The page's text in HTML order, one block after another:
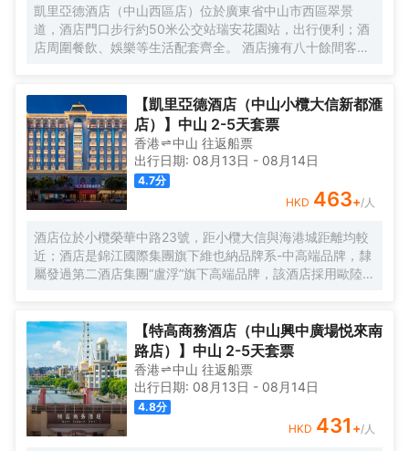
本地特色菜，展現 （城市）飲食文化。此外，位於6層的洗
衣房配備有先進的自助洗衣烘乾設備以及高效熨燙機，賓客
在忙碌之餘也能輕鬆打理日常衣物。公寓是東呈集團旗下中
高端服務式公寓品牌，以“傾注匠心，融入當地”為品牌理念，
尊貴服務和非凡體驗的現代化理想居庭。
凱里亞德酒店（中山西區店）位於廣東省中山市西區翠景
道，酒店門口步行約50米公交站瑞安花園站，出行便利；酒
店周圍餐飲、娛樂等生活配套齊全。 酒店擁有八十餘間客
【凱里亞德酒店（中山小欖大信新都滙
店）】中山 2-5天套票
香港 中山 往返船票
出行日期: 08月13日 - 08月14日
4.7分
HKD 463+/人
酒店位於小欖榮華中路23號，距小欖大信與海港城距離均較
近；酒店是錦江國際集團旗下維也納品牌系-中高端品牌，隸
屬發過第二酒店集團“盧浮”旗下高端品牌，該酒店採用歐陸風
示屏多功能會議室，棋牌、浴足、餐廳、洗衣房等配套設
施，配有地下停車場，可提供住宿、宴會、會議、自助餐
飲、定製酒會訂組合服務項目，是閣下商務洽談、旅遊休
閒、出差的優質居所。
【特高商務酒店（中山興中廣場悦來南
路店）】中山 2-5天套票
香港 中山 往返船票
出行日期: 08月13日 - 08月14日
4.8分
HKD 431 +/人